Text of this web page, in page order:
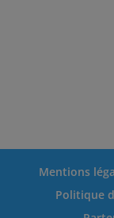
Mentions
Politique